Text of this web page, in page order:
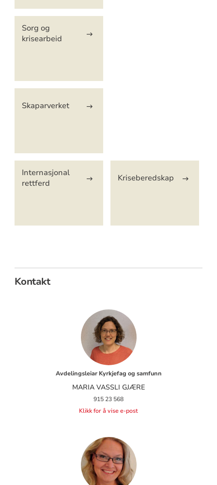
Sorg og
krisearbeid
Skaparverket
Internasjonal
rettferd
Kriseberedskap
Kontakt
Avdelingsleiar Kyrkjefag og samfunn
MARIA VASSLI GJÆRE
915 23 568
Klikk for å vise e-post